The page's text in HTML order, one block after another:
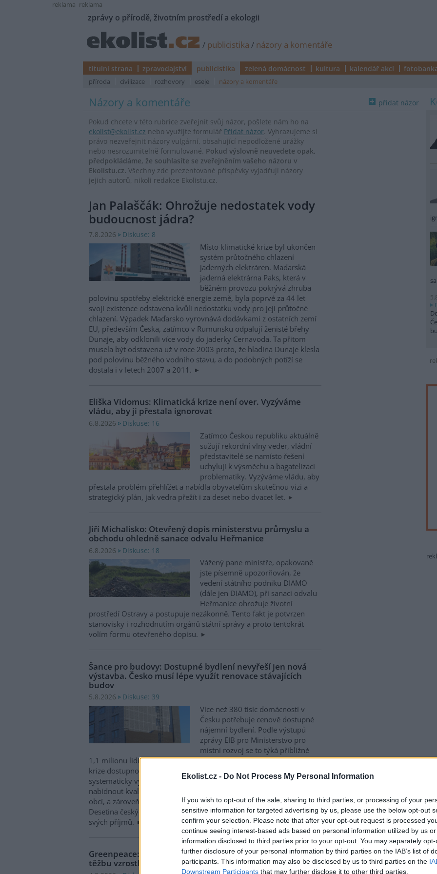
Ekolist.cz - Do Not Process My Personal Information
If you wish to opt-out of the sale, sharing to third parties, or processing of your
sensitive information for targeted advertising by us, please use the below opt-out
confirm your selection. Please note that after your opt-out request is processed
continue seeing interest-based ads based on personal information utilized by us
information disclosed to third parties prior to your opt-out. You may separately
further disclosure of your personal information by third parties on the IAB’s list of
participants. This information may also be disclosed by us to third parties on the
Downstream Participants that may further disclose it to other third parties.
reklama reklama
zprávy o přírodě, životním prostředí a ekologii
/ publicistika / názory a komentáře
titulní strana zpravodajství publicistika zelená domácnost kultura kalendář akcí
příroda civilizace rozhovory eseje názory a komentáře
přidat názor
Názory a komentáře
Pokud chcete v této rubrice zveřejnit svůj názor, pošlete nám ho na
ekolist@ekolist.cz nebo využijte formulář Přidat názor. Vyhrazujeme si
právo nezveřejnit názory vulgární, obsahující nepodložené urážky
nebo nesrozumitelně formulované. Pokud výslovně neuvedete opak,
předpokládáme, že souhlasíte se zveřejněním vašeho názoru v
Ekolistu.cz. Všechny zde prezentované příspěvky vyjadřují názory
jejich autorů, nikoli redakce Ekolistu.cz.
Jan Palaščák: Ohrožuje nedostatek vody
budoucnost jádra?
7.8.2026 Diskuse: 8
Místo klimatické krize byl ukončen
systém průtočného chlazení
jaderných elektráren. Maďarská
jaderná elektrárna Paks, která v
běžném provozu pokrývá zhruba
polovinu spotřeby elektrické energie země, byla poprvé za 44 let
svojí existence odstavena kvůli nedostatku vody pro její průtočné
chlazení. Výpadek Maďarsko vyrovnává dodávkami z ostatních zemí
EU, především Česka, zatímco v Rumunsku odpalují ženisté břehy
Dunaje, aby odklonili více vody do jaderky Cernavoda. Ta přitom
musela být odstavena už v roce 2003 proto, že hladina Dunaje klesla
pod polovinu běžného vodního stavu, a do podobných potíží se
dostala i v letech 2007 a 2011.
Eliška Vidomus: Klimatická krize není over. Vyzýváme
vládu, aby ji přestala ignorovat
6.8.2026 Diskuse: 16
Zatímco Českou republiku aktuálně
sužují rekordní vlny veder, vládní
představitelé se namísto řešení
uchylují k výsměchu a bagatelizaci
problematiky. Vyzýváme vládu, aby
přestala problém přehlížet a nabídla obyvatelům skutečnou vizi a
strategický plán, jak vedra přežít i za deset nebo dvacet let.
Jiří Michalisko: Otevřený dopis ministerstvu průmyslu a
obchodu ohledně sanace odvalu Heřmanice
6.8.2026 Diskuse: 18
Vážený pane ministře, opakovaně
jste písemně upozorňován, že
vedení státního podniku DIAMO
(dále jen DIAMO), při sanaci odvalu
Heřmanice ohrožuje životní
prostředí Ostravy a postupuje nezákonně. Tento fakt je potvrzen
stanovisky i rozhodnutím orgánů státní správy a proto tentokrát
volím formu otevřeného dopisu.
Šance pro budovy: Dostupné bydlení nevyřeší jen nová
výstavba. Česko musí lépe využít renovace stávajících
budov
5.8.2026 Diskuse: 39
Více než 380 tisíc domácností v
Česku potřebuje cenově dostupné
nájemní bydlení. Podle výstupů
zprávy EIB pro Ministerstvo pro
místní rozvoj se to týká přibližně
1,1 milionu lidí, tedy zhruba 40 % osob žijících v nájmu. K řešení
krize dostupnosti bydlení je kromě nové výstavby nutné
systematicky využívat také renovace stávajících budov. Ty mohou
nabídnout kvalitní bydlení, například díky využití objektů v centrech
obcí, a zároveň snižovat jeho dlouhodobé provozní náklady.
Desetina českých domácností totiž vydává na bydlení více než 40 %
svých příjmů.
Greenpeace: Podpora moratoria na hlubokomořskou
těžbu vzrostla na 46 států. ČR mezi nimi zatím chybí